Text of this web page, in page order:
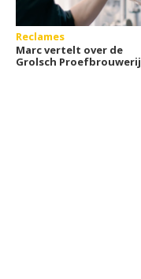
Reclames
Marc vertelt over de
Grolsch Proefbrouwerij